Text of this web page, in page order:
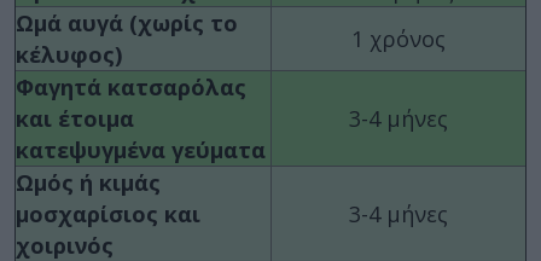
Ωμά αυγά (χωρίς το
κέλυφος)
1 χρόνος
Φαγητά κατσαρόλας
και έτοιμα
κατεψυγμένα γεύματα
3-4 μήνες
Ωμός ή κιμάς
μοσχαρίσιος και
χοιρινός
3-4 μήνες